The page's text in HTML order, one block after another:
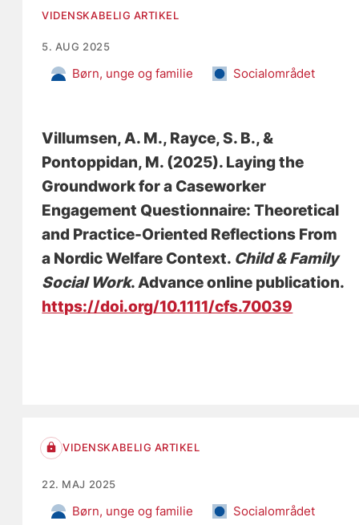
VIDENSKABELIG ARTIKEL
5. AUG 2025
Børn, unge og familie Socialområdet
Villumsen, A. M., Rayce, S. B., &
Pontoppidan, M. (2025). Laying the
Groundwork for a Caseworker
Engagement Questionnaire: Theoretical
and Practice-Oriented Reflections From
a Nordic Welfare Context. Child & Family
Social Work. Advance online publication.
https://doi.org/10.1111/cfs.70039
VIDENSKABELIG ARTIKEL
22. MAJ 2025
Børn, unge og familie Socialområdet